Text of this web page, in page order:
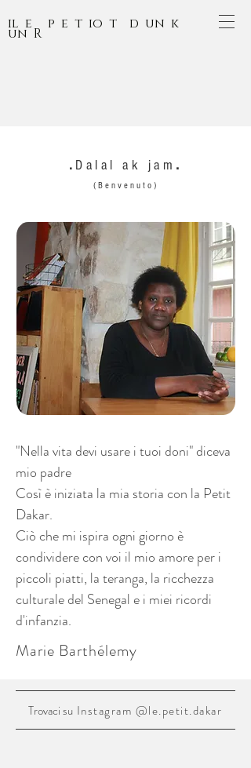
il e p e t io t d un k
un R
. Dalal ak jam .
(Benvenuto)
"Nella vita devi usare i tuoi doni" diceva
mio padre
Così è iniziata la mia storia con la Petit
Dakar.
Ciò che mi ispira ogni giorno è
condividere con voi il mio amore per i
piccoli piatti, la teranga, la ricchezza
culturale del Senegal e i miei ricordi
d'infanzia.
Marie Barthélemy
Trovaci su Instagram @le.petit.dakar